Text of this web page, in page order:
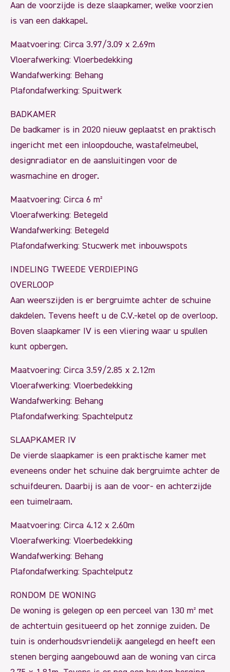
Aan de voorzijde is deze slaapkamer, welke voorzien
is van een dakkapel.
Maatvoering: Circa 3.97/3.09 x 2.69m
Vloerafwerking: Vloerbedekking
Wandafwerking: Behang
Plafondafwerking: Spuitwerk
BADKAMER
De badkamer is in 2020 nieuw geplaatst en praktisch
ingericht met een inloopdouche, wastafelmeubel,
designradiator en de aansluitingen voor de
wasmachine en droger.
Maatvoering: Circa 6 m²
Vloerafwerking: Betegeld
Wandafwerking: Betegeld
Plafondafwerking: Stucwerk met inbouwspots
INDELING TWEEDE VERDIEPING
OVERLOOP
Aan weerszijden is er bergruimte achter de schuine
dakdelen. Tevens heeft u de C.V.-ketel op de overloop.
Boven slaapkamer IV is een vliering waar u spullen
kunt opbergen.
Maatvoering: Circa 3.59/2.85 x 2.12m
Vloerafwerking: Vloerbedekking
Wandafwerking: Behang
Plafondafwerking: Spachtelputz
SLAAPKAMER IV
De vierde slaapkamer is een praktische kamer met
eveneens onder het schuine dak bergruimte achter de
schuifdeuren. Daarbij is aan de voor- en achterzijde
een tuimelraam.
Maatvoering: Circa 4.12 x 2.60m
Vloerafwerking: Vloerbedekking
Wandafwerking: Behang
Plafondafwerking: Spachtelputz
RONDOM DE WONING
De woning is gelegen op een perceel van 130 m² met
de achtertuin gesitueerd op het zonnige zuiden. De
tuin is onderhoudsvriendelijk aangelegd en heeft een
stenen berging aangebouwd aan de woning van circa